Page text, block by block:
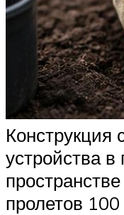
Конструкция
устройства
пролетов